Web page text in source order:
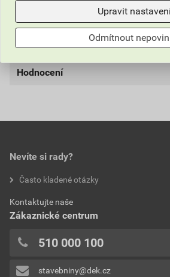
Aktuální prodejní cena po slevě
Dokumenty
Prohlášení o shodě / vlastnostech
DEKRAIN ROBUST
DEKRAIN ROBUST
Stáhnout
PDF
Parametry
barva
typ
Hodnocení
0,0
hodnotilo 0 uživatelů
Nevíte si rady?
Často kladené otázky
Kontaktujte naše
Zákaznické centrum
510 000 100
stavebniny@dek.cz
Upravit
Odmítnout